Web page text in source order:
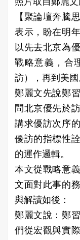
【聚論壇奔騰
表示，盼在明
以先去北京為
戰略意義，合
訪），再到美國
鄭麗文先說鄭
問北京優先於
講求優訪次序
優訪的指標性
的運作邏輯。
本文從戰略意
文面對此事的
與解讀如後：
鄭麗文說：鄭
們從宏觀與實